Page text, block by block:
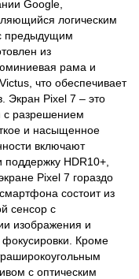
Google,
логическим
предыдущим
из
рама и
что обеспечивает
Экран Pixel 7 – это
с разрешением
и насыщенное
включают
поддержку HDR10+,
Pixel 7 гораздо
состоит из
сенсор с
изображения и
Кроме
с оптическим